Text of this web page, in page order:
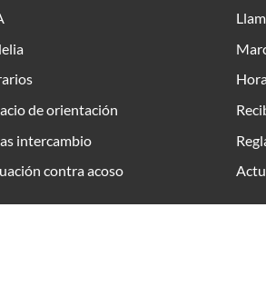
de orientación
intercambio
contra acoso